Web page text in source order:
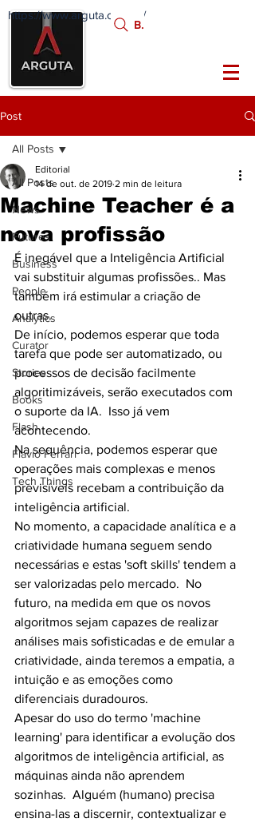
FATOS
https://www.arguta.com.br/
Busca:
Post
All Posts
News
Futures
Business
People
Analytics
Curator
Stories
Books
Flash
Flavio Ferrari
Tech Things
All Posts
Machine Teacher é a
nova profissão
Editorial
14 de out. de 2019 2 min de leitura
É inegável que a Inteligência Artificial
vai substituir algumas profissões.. Mas
também irá estimular a criação de
outras.
De início, podemos esperar que toda
tarefa que pode ser automatizado, ou
processos de decisão facilmente
algoritimizáveis, serão executados com
o suporte da IA.  Isso já vem
acontecendo.
Na sequência, podemos esperar que
operações mais complexas e menos
previsíveis recebam a contribuição da
inteligência artificial.
No momento, a capacidade analítica e a
criatividade humana seguem sendo
necessárias e estas 'soft skills' tendem a
ser valorizadas pelo mercado.  No
futuro, na medida em que os novos
algoritmos sejam capazes de realizar
análises mais sofisticadas e de emular a
criatividade, ainda teremos a empatia, a
intuição e as emoções como
diferenciais duradouros.
Apesar do uso do termo 'machine
learning' para identificar a evolução dos
algoritmos de inteligência artificial, as
máquinas ainda não aprendem
sozinhas.  Alguém (humano) precisa
ensina-las a discernir, contextualizar e